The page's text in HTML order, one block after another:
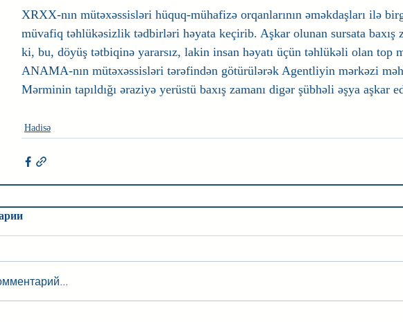
XRXX-nın mütəxəssisləri hüquq-mühafizə orqanlarının əməkdaşları ilə
müvafiq təhlükəsizlik tədbirləri həyata keçirib. Aşkar olunan sursata baxış
ki, bu, döyüş tətbiqinə yararsız, lakin insan həyatı üçün təhlükəli olan top
ANAMA-nın mütəxəssisləri tərəfindən götürülərək Agentliyin mərkəzi
Mərminin tapıldığı əraziyə yerüstü baxış zamanı digər şübhəli əşya aşkar
Hadisə